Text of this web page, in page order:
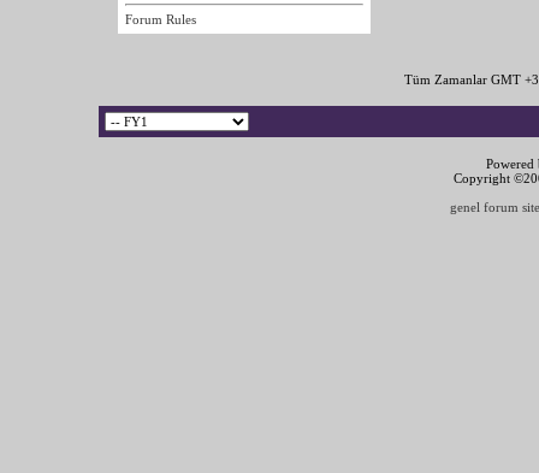
Forum Rules
Tüm Zamanlar GMT
Copyright
genel forum